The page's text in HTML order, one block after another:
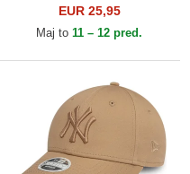
Essential New York Yankees
MLB New Era
EUR 25,95
Maj to 11 – 12 pred.